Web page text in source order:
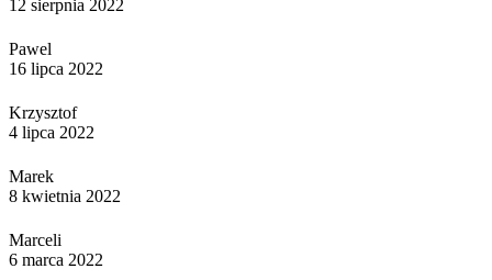
12 sierpnia 2022
Pawel
16 lipca 2022
Krzysztof
4 lipca 2022
Marek
8 kwietnia 2022
Marceli
6 marca 2022